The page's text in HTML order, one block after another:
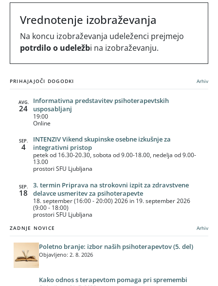
Vrednotenje izobraževanja
Na koncu izobraževanja udeleženci prejmejo
potrdilo o udeležbi na izobraževanju.
PRIHAJAJOČI DOGODKI Arhiv
AVG.
24
Informativna predstavitev psihoterapevtskih
usposabljanj
19:00
Online
SEP.
4
INTENZIV Vikend skupinske osebne izkušnje za
integrativni pristop
petek od 16.30-20.30, sobota od 9.00-18.00, nedelja od 9.00-
13.00
prostori SFU Ljubljana
SEP.
18
3. termin Priprava na strokovni izpit za zdravstvene
delavce usmeritev za psihoterapevte
18. september (16:00 - 20:00) 2026 in 19. september 2026
(9:00 - 18:00)
prostori SFU Ljubljana
ZADNJE NOVICE Arhiv
Poletno branje: izbor naših psihoterapevtov (5. del)
Objavljeno: 2. 8. 2026
Kako odnos s terapevtom pomaga pri spremembi